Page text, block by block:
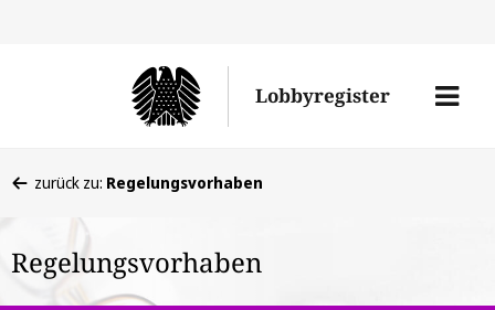
Lobbyregister
Menü
befinden
hier:
zurück zu: Regelungsvorhaben
Regelungsvorhaben